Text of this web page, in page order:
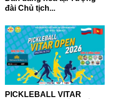
đài Chủ tịch...
PICKLEBALL VITAR